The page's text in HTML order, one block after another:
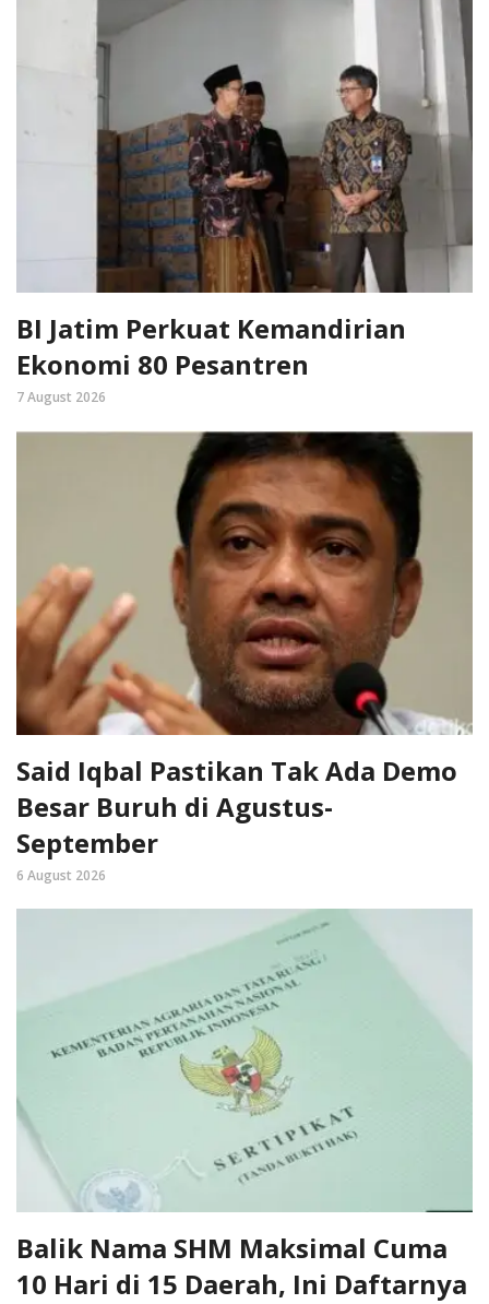
BI Jatim Perkuat Kemandirian
Ekonomi 80 Pesantren
7 August 2026
Said Iqbal Pastikan Tak Ada Demo
Besar Buruh di Agustus-
September
6 August 2026
Balik Nama SHM Maksimal Cuma
10 Hari di 15 Daerah, Ini Daftarnya